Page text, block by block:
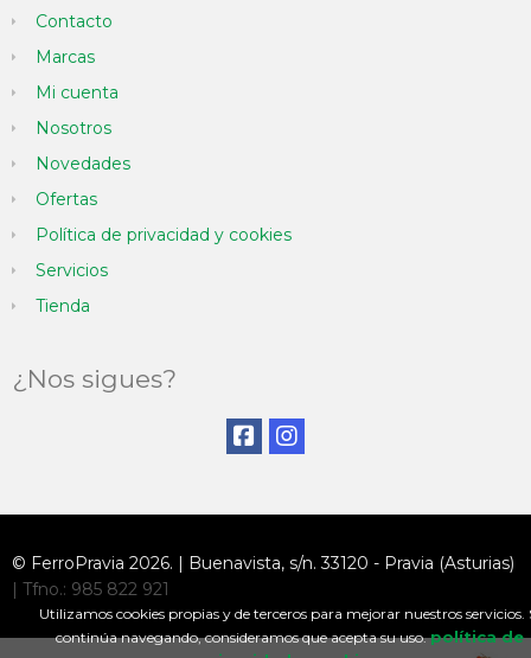
Utilizamos cookies propias y de terceros para mejorar nuestros servicios.
continúa navegando, consideramos que acepta su uso.política de
Contacto
Marcas
Mi cuenta
Nosotros
Novedades
Ofertas
Política de privacidad y cookies
Servicios
Tienda
¿Nos sigues?
© FerroPravia 2026. | Buenavista, s/n. 33120 - Pravia (Asturias)
| Tfno.: 985 822 921